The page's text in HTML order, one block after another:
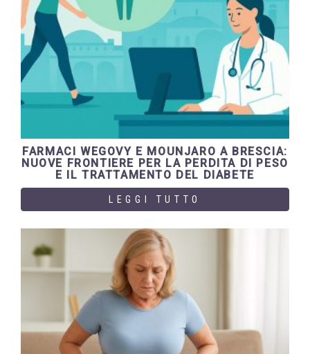
FARMACI WEGOVY E MOUNJARO A BRESCIA:
NUOVE FRONTIERE PER LA PERDITA DI PESO
E IL TRATTAMENTO DEL DIABETE
LEGGI TUTTO